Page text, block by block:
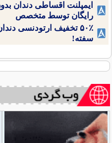
ایمپلنت اقساطی دندان
رایگان توسط متخصص
۵۰٪ تخفیف ارتودنسی
سفته!